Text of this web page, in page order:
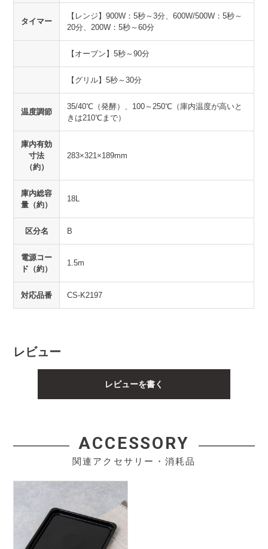
タイマー
【レンジ】900W：5秒～3分、600W/500W：5秒～
20分、200W：5秒～60分
【オーブン】5秒～90分
【グリル】5秒～30分
温度調節
35/40℃（発酵）、100～250℃（庫内温度が高いと
きは210℃まで）
庫内有効
寸法
（約）
283×321×189mm
庫内総容
量（約）
18L
区分名 B
電源コー
ド（約）
1.5m
対応品番 CS-K2197
レビュー
レビューを書く
ACCESSORY
関連アクセサリー・消耗品